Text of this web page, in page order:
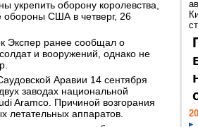
укрепить оборону королевства,
обороны США в четверг, 26
Экспер ранее сообщал о
и вооружений, однако не
Аравии 14 сентября
заводах национальной
Aramco. Причиной возгорания
летательных аппаратов.